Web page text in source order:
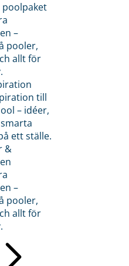
–
pooler,
allt för
till
– idéer,
ett ställe.
&
–
pooler,
allt för